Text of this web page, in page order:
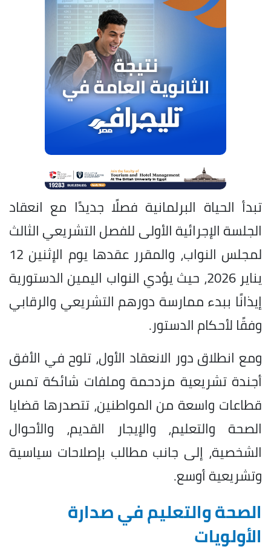
تبدأ الحياة البرلمانية فصلًا جديدًا مع انعقاد
الجلسة الإجرائية الأولى للفصل التشريعي الثالث
لمجلس النواب، والمقرر عقدها يوم الإثنين 12
يناير 2026، حيث يؤدي النواب اليمين الدستورية
إيذانًا ببدء ممارسة دورهم التشريعي والرقابي
وفقًا لأحكام الدستور.
ومع انطلاق دور الانعقاد الأول، تلوح في الأفق
أجندة تشريعية مزدحمة وملفات شائكة تمس
قطاعات واسعة من المواطنين، تتصدرها قضايا
الصحة والتعليم، والإيجار القديم، والأحوال
الشخصية، إلى جانب مطالب بإصلاحات سياسية
وتشريعية أوسع.
الصحة والتعليم في صدارة
الأولويات